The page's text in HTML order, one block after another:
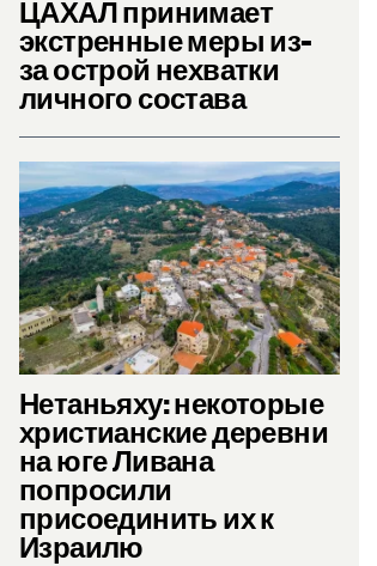
ЦАХАЛ принимает
экстренные меры из-
за острой нехватки
личного состава
Нетаньяху: некоторые
христианские деревни
на юге Ливана
попросили
присоединить их к
Израилю